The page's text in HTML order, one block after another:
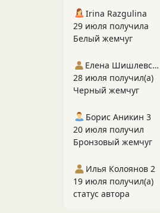
Irina Razgulina
29 июля получила
Белый жемчуг
Елена Шишлевская
28 июля получил(а)
Черный жемчуг
Борис Аникин 3
20 июля получил
Бронзовый жемчуг
Илья Колоянов 2
19 июля получил(а)
статус автора